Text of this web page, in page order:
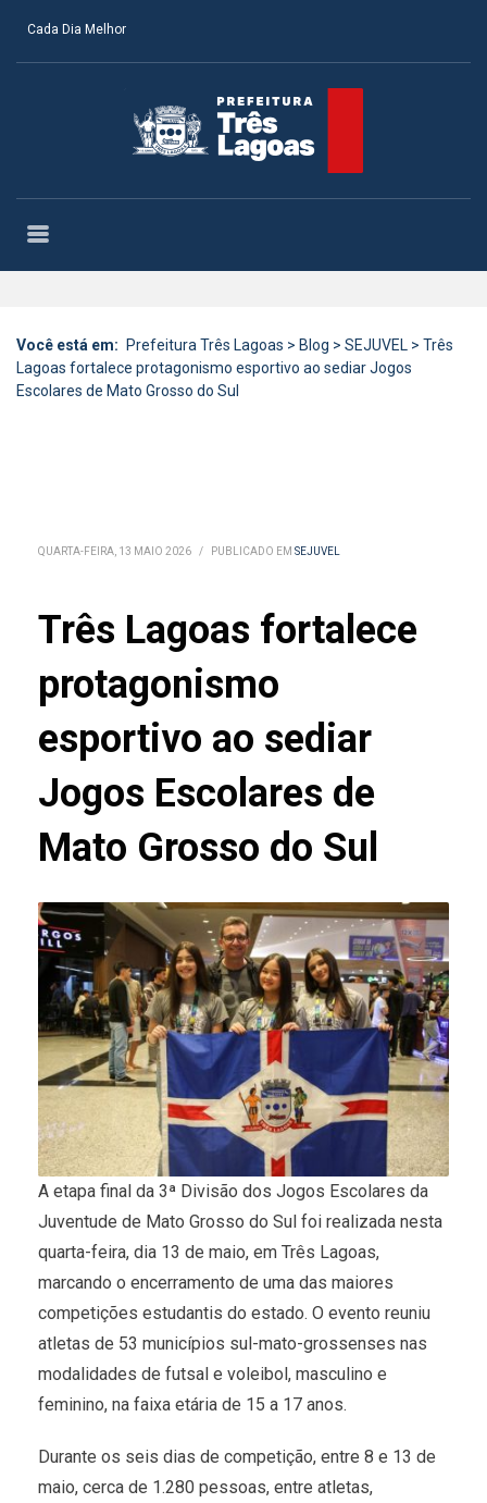
Cada Dia Melhor
Você está em: Prefeitura Três Lagoas > Blog > SEJUVEL > Três
Lagoas fortalece protagonismo esportivo ao sediar Jogos
Escolares de Mato Grosso do Sul
QUARTA-FEIRA, 13 MAIO 2026 / PUBLICADO EM SEJUVEL
Três Lagoas fortalece
protagonismo
esportivo ao sediar
Jogos Escolares de
Mato Grosso do Sul
A etapa final da 3ª Divisão dos Jogos Escolares da
Juventude de Mato Grosso do Sul foi realizada nesta
quarta-feira, dia 13 de maio, em Três Lagoas,
marcando o encerramento de uma das maiores
competições estudantis do estado. O evento reuniu
atletas de 53 municípios sul-mato-grossenses nas
modalidades de futsal e voleibol, masculino e
feminino, na faixa etária de 15 a 17 anos.
Durante os seis dias de competição, entre 8 e 13 de
maio, cerca de 1.280 pessoas, entre atletas,